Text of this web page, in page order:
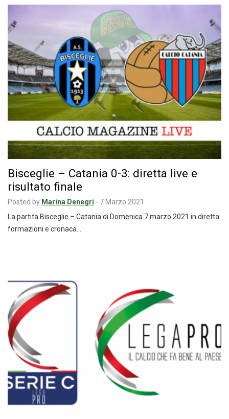
Bisceglie – Catania 0-3: diretta live e
risultato finale
Posted by Marina Denegri - 7 Marzo 2021
La partita Bisceglie – Catania di Domenica 7 marzo 2021 in diretta:
formazioni e cronaca…